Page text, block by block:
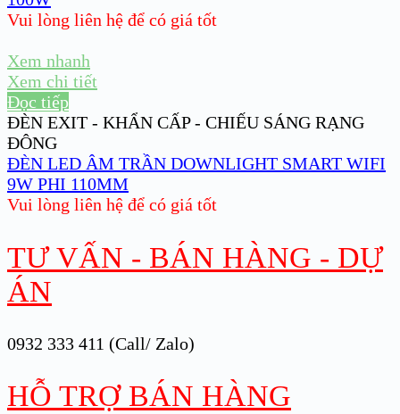
Vui lòng liên hệ để có giá tốt
Xem nhanh
Xem chi tiết
Đọc tiếp
ĐÈN EXIT - KHẨN CẤP - CHIẾU SÁNG RẠNG
ĐÔNG
ĐÈN LED ÂM TRẦN DOWNLIGHT SMART WIFI
9W PHI 110MM
Vui lòng liên hệ để có giá tốt
TƯ VẤN - BÁN HÀNG - DỰ
ÁN
0932 333 411 (Call/ Zalo)
HỖ TRỢ BÁN HÀNG